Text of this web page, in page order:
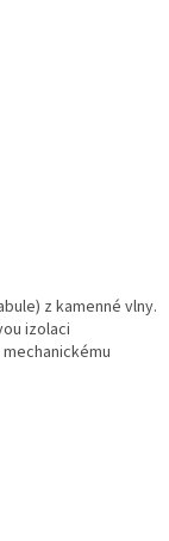
z kamenné vlny.
izolaci